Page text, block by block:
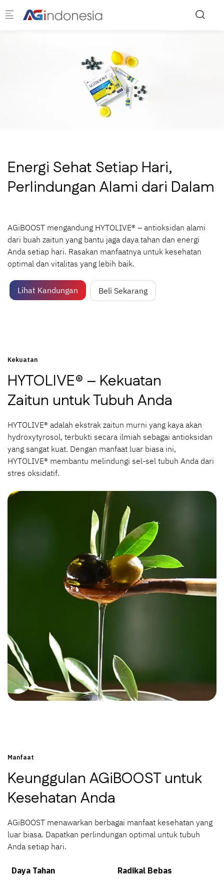
Energi Sehat Setiap Hari,
Perlindungan Alami dari Dalam
AGiBOOST mengandung HYTOLIVE® – antioksidan alami
dari buah zaitun yang bantu jaga daya tahan dan energi
Anda setiap hari. Rasakan manfaatnya untuk kesehatan
optimal dan vitalitas yang lebih baik.
Lihat Kandungan Beli Sekarang
Kekuatan
HYTOLIVE® – Kekuatan
Zaitun untuk Tubuh Anda
HYTOLIVE® adalah ekstrak zaitun murni yang kaya akan
hydroxytyrosol, terbukti secara ilmiah sebagai antioksidan
yang sangat kuat. Dengan manfaat luar biasa ini,
HYTOLIVE® membantu melindungi sel-sel tubuh Anda dari
stres oksidatif.
Manfaat
Keunggulan AGiBOOST untuk
Kesehatan Anda
AGiBOOST menawarkan berbagai manfaat kesehatan yang
luar biasa. Dapatkan perlindungan optimal untuk tubuh
Anda setiap hari.
Daya Tahan
Radikal Bebas